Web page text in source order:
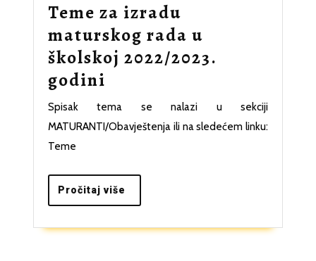
Teme za izradu
maturskog rada u
školskoj 2022/2023.
godini
za
izradu
rada
u
2022/2023.
Spisak tema se nalazi u sekciji
MATURANTI/Obavještenja ili na sledećem linku:
Teme
Pročitaj više
više